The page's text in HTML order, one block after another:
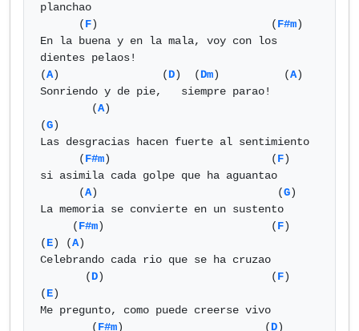
planchao
      (
F)                           (F#m)
En la buena y en la mala, voy con los
dientes pelaos!
(A)                (D)  (Dm)          (A)
Sonriendo y de pie,   siempre parao!
        (
A)
(G)
Las desgracias hacen fuerte al sentimiento
      (
F#m)                         (F)
si asimila cada golpe que ha aguantao
      (
A)                            (G)
La memoria se convierte en un sustento
     (
F#m)                          (F)
(E) (A)
Celebrando cada rio que se ha cruzao
       (
D)                          (F)
(E)
Me pregunto, como puede creerse vivo
        (
F#m)                      (D)